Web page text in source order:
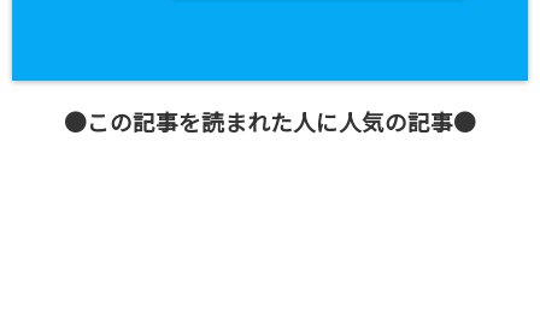
●この記事を読まれた人に人気の記事●